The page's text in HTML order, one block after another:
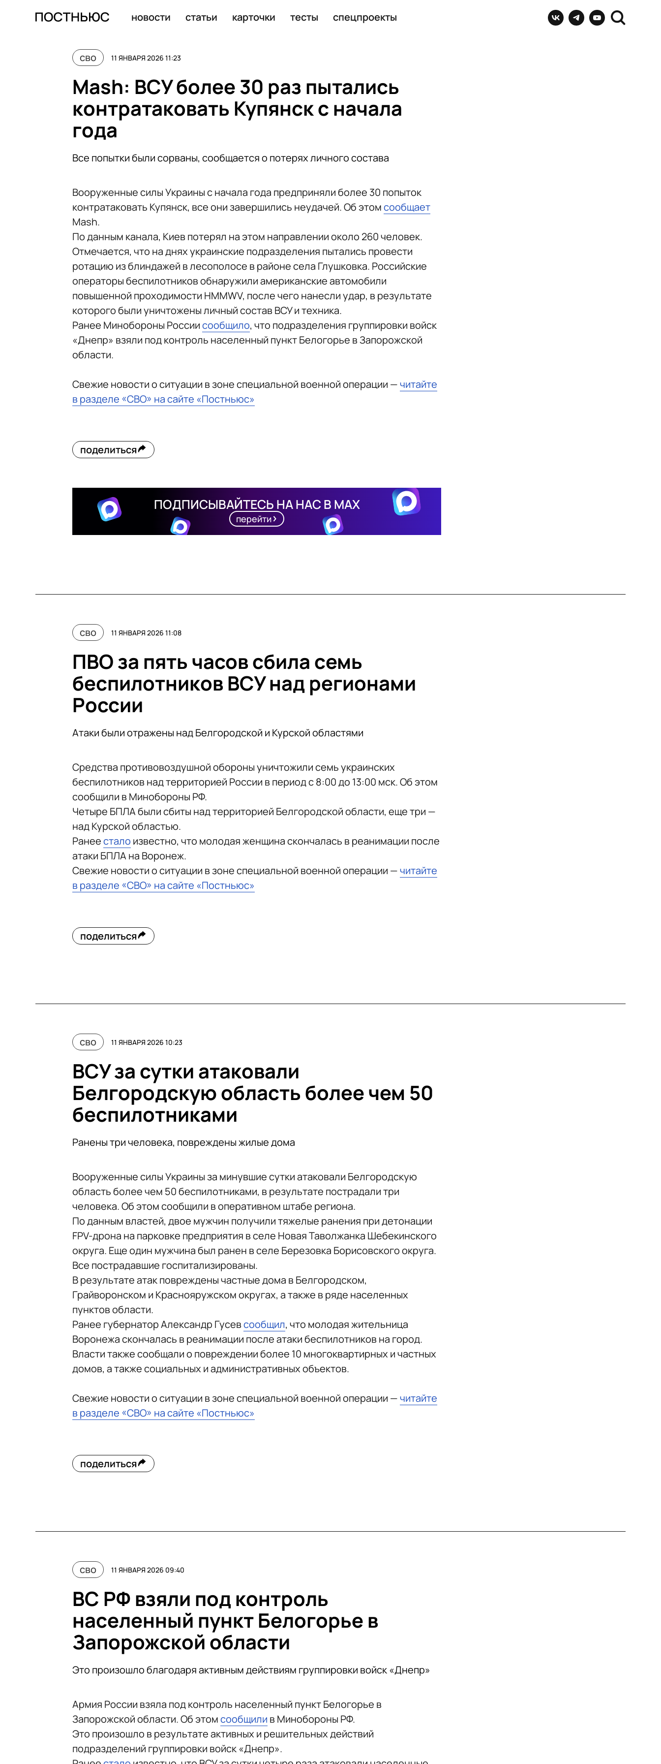
новости статьи карточки тесты спецпроекты
сво 11 ЯНВАРЯ 2026 11:23
Mash: ВСУ более 30 раз пытались
контратаковать Купянск с начала
года
Все попытки были сорваны, сообщается о потерях личного состава
Вооруженные силы Украины с начала года предприняли более 30 попыток
контратаковать Купянск, все они завершились неудачей. Об этомсообщает
Mash.
По данным канала, Киев потерял на этом направлении около 260 человек.
Отмечается, что на днях украинские подразделения пытались провести
ротацию из блиндажей в лесополосе в районе села Глушковка. Российские
операторы беспилотников обнаружили американские автомобили
повышенной проходимости HMMWV, после чего нанесли удар, в результате
которого были уничтожены личный состав ВСУ и техника.
Ранее Минобороны Россиисообщило, что подразделения группировки войск
«Днепр» взяли под контроль населенный пункт Белогорье в Запорожской
области.
Свежие новости о ситуации в зоне специальной военной операции —читайте
в разделе «СВО» на сайте «Постньюс»
поделиться
ПОДПИСЫВАЙТЕСЬ НА НАС В MAX
перейти
сво 11 ЯНВАРЯ 2026 11:08
ПВО за пять часов сбила семь
беспилотников ВСУ над регионами
России
Атаки были отражены над Белгородской и Курской областями
Средства противовоздушной обороны уничтожили семь украинских
беспилотников над территорией России в период с 8:00 до 13:00 мск. Об этом
сообщили в Минобороны РФ.
Четыре БПЛА были сбиты над территорией Белгородской области, еще три —
над Курской областью.
Ранеестало известно, что молодая женщина скончалась в реанимации после
атаки БПЛА на Воронеж.
Свежие новости о ситуации в зоне специальной военной операции —читайте
в разделе «СВО» на сайте «Постньюс»
поделиться
сво 11 ЯНВАРЯ 2026 10:23
ВСУ за сутки атаковали
Белгородскую область более чем 50
беспилотниками
Ранены три человека, повреждены жилые дома
Вооруженные силы Украины за минувшие сутки атаковали Белгородскую
область более чем 50 беспилотниками, в результате пострадали три
человека. Об этом сообщили в оперативном штабе региона.
По данным властей, двое мужчин получили тяжелые ранения при детонации
FPV-дрона на парковке предприятия в селе Новая Таволжанка Шебекинского
округа. Еще один мужчина был ранен в селе Березовка Борисовского округа.
Все пострадавшие госпитализированы.
В результате атак повреждены частные дома в Белгородском,
Грайворонском и Краснояружском округах, а также в ряде населенных
пунктов области.
Ранее губернатор Александр Гусевсообщил, что молодая жительница
Воронежа скончалась в реанимации после атаки беспилотников на город.
Власти также сообщали о повреждении более 10 многоквартирных и частных
домов, а также социальных и административных объектов.
Свежие новости о ситуации в зоне специальной военной операции —читайте
в разделе «СВО» на сайте «Постньюс»
поделиться
сво 11 ЯНВАРЯ 2026 09:40
ВС РФ взяли под контроль
населенный пункт Белогорье в
Запорожской области
Это произошло благодаря активным действиям группировки войск «Днепр»
Армия России взяла под контроль населенный пункт Белогорье в
Запорожской области. Об этомсообщили в Минобороны РФ.
Это произошло в результате активных и решительных действий
подразделений группировки войск «Днепр».